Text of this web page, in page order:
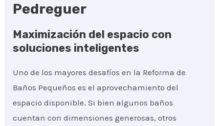
Pedreguer
Maximización del espacio con
soluciones inteligentes
Uno de los mayores desafíos en la Reforma de
Baños Pequeños es el aprovechamiento del
espacio disponible. Si bien algunos baños
cuentan con dimensiones generosas, otros